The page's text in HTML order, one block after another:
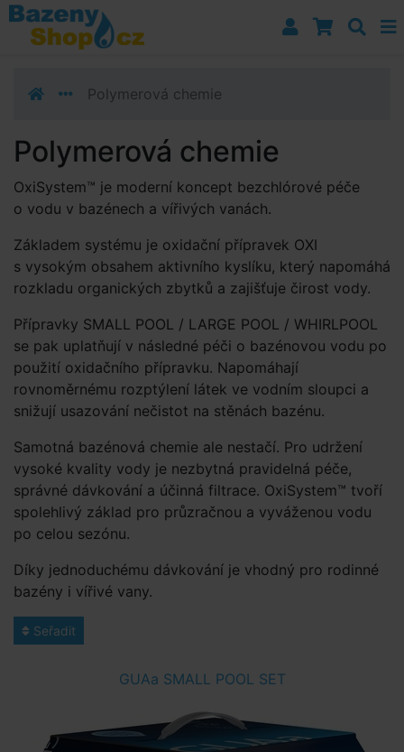
Přejít k navigaci
Přejít na obsah
Přejít k postrannímu sloupci
Polymerová chemie
Polymerová chemie
OxiSystem™ je moderní koncept bezchlórové péče
o vodu v bazénech a vířivých vanách.
Základem systému je oxidační přípravek OXI
s vysokým obsahem aktivního kyslíku, který napomáhá
rozkladu organických zbytků a zajišťuje čirost vody.
Přípravky SMALL POOL / LARGE POOL / WHIRLPOOL
se pak uplatňují v následné péči o bazénovou vodu po
použití oxidačního přípravku. Napomáhají
rovnoměrnému rozptýlení látek ve vodním sloupci a
snižují usazování nečistot na stěnách bazénu.
Samotná bazénová chemie ale nestačí. Pro udržení
vysoké kvality vody je nezbytná pravidelná péče,
správné dávkování a účinná filtrace. OxiSystem™ tvoří
spolehlivý základ pro průzračnou a vyváženou vodu
po celou sezónu.
Díky jednoduchému dávkování je vhodný pro rodinné
bazény i vířivé vany.
Seřadit
GUAa SMALL POOL SET